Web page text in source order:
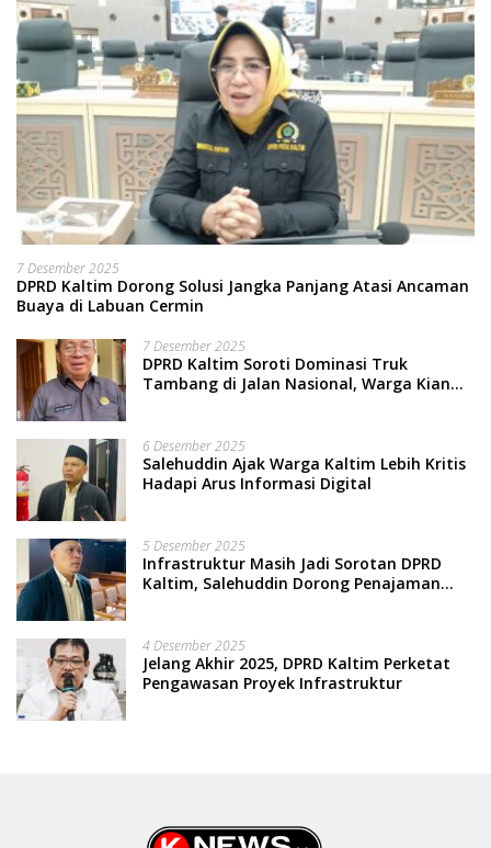
7 Desember 2025
DPRD Kaltim Dorong Solusi Jangka Panjang Atasi Ancaman
Buaya di Labuan Cermin
7 Desember 2025
DPRD Kaltim Soroti Dominasi Truk
Tambang di Jalan Nasional, Warga Kian
6 Desember 2025
Salehuddin Ajak Warga Kaltim Lebih Kritis
Hadapi Arus Informasi Digital
5 Desember 2025
Infrastruktur Masih Jadi Sorotan DPRD
Kaltim, Salehuddin Dorong Penajaman
4 Desember 2025
Jelang Akhir 2025, DPRD Kaltim Perketat
Pengawasan Proyek Infrastruktur